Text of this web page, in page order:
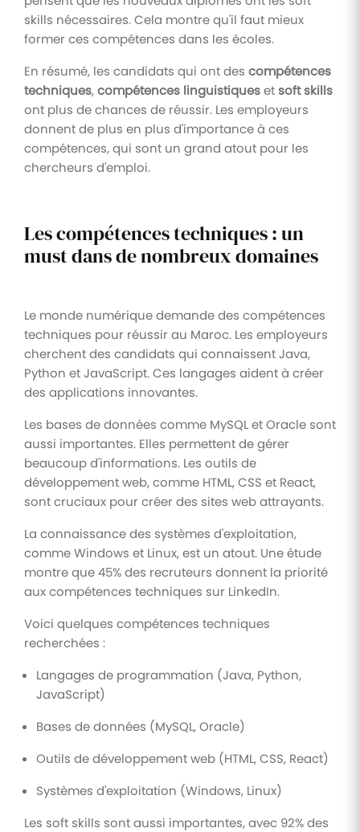
skills nécessaires. Cela montre qu'il faut mieux
former ces compétences dans les écoles.
En résumé, les candidats qui ont des compétences
techniques,compétences linguistiquesetsoft skills
ont plus de chances de réussir. Les employeurs
donnent de plus en plus d'importance à ces
compétences, qui sont un grand atout pour les
chercheurs d'emploi.
Les compétences techniques : un
must dans de nombreux domaines
Le monde numérique demande des compétences
techniques pour réussir au Maroc. Les employeurs
cherchent des candidats qui connaissent Java,
Python et JavaScript. Ces langages aident à créer
des applications innovantes.
Les bases de données comme MySQL et Oracle sont
aussi importantes. Elles permettent de gérer
beaucoup d'informations. Les outils de
développement web, comme HTML, CSS et React,
sont cruciaux pour créer des sites web attrayants.
La connaissance des systèmes d'exploitation,
comme Windows et Linux, est un atout. Une étude
montre que 45% des recruteurs donnent la priorité
aux compétences techniques sur LinkedIn.
Voici quelques compétences techniques
recherchées :
Langages de programmation (Java, Python,
JavaScript)
Bases de données (MySQL, Oracle)
Outils de développement web (HTML, CSS, React)
Systèmes d'exploitation (Windows, Linux)
Les soft skills sont aussi importantes, avec 92% des